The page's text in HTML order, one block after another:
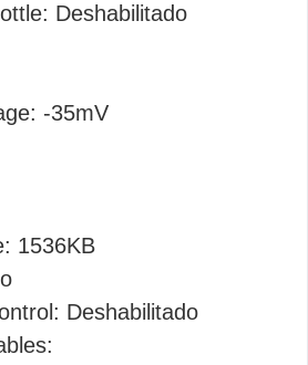
Deshabilitado
-35mV
1536KB
Deshabilitado